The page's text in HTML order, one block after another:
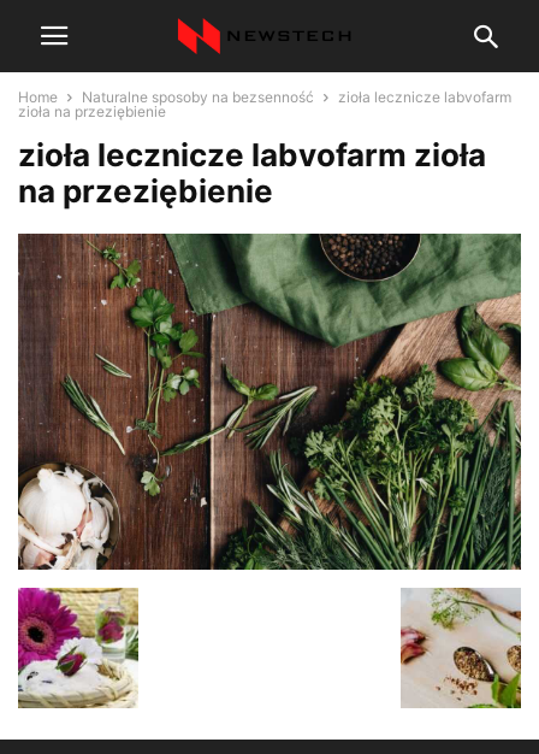
Home Naturalne sposoby na bezsenność
zioła lecznicze labvofarm
zioła na przeziębienie
zioła lecznicze labvofarm zioła
na przeziębienie